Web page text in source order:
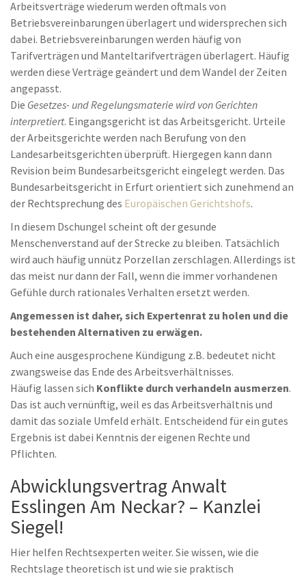
Arbeitsverträge wiederum werden oftmals von
Betriebsvereinbarungen überlagert und widersprechen sich
dabei. Betriebsvereinbarungen werden häufig von
Tarifverträgen und Manteltarifverträgen überlagert. Häufig
werden diese Verträge geändert und dem Wandel der Zeiten
angepasst.
Die Gesetzes- und Regelungsmaterie wird von Gerichten
interpretiert. Eingangsgericht ist das Arbeitsgericht. Urteile
der Arbeitsgerichte werden nach Berufung von den
Landesarbeitsgerichten überprüft. Hiergegen kann dann
Revision beim Bundesarbeitsgericht eingelegt werden. Das
Bundesarbeitsgericht in Erfurt orientiert sich zunehmend an
der Rechtsprechung des Europäischen Gerichtshofs.
In diesem Dschungel scheint oft der gesunde
Menschenverstand auf der Strecke zu bleiben. Tatsächlich
wird auch häufig unnütz Porzellan zerschlagen. Allerdings ist
das meist nur dann der Fall, wenn die immer vorhandenen
Gefühle durch rationales Verhalten ersetzt werden.
Angemessen ist daher, sich Expertenrat zu holen und die
bestehenden Alternativen zu erwägen.
Auch eine ausgesprochene Kündigung z.B. bedeutet nicht
zwangsweise das Ende des Arbeitsverhältnisses.
Häufig lassen sich Konflikte durch verhandeln ausmerzen.
Das ist auch vernünftig, weil es das Arbeitsverhältnis und
damit das soziale Umfeld erhält. Entscheidend für ein gutes
Ergebnis ist dabei Kenntnis der eigenen Rechte und
Pflichten.
Abwicklungsvertrag Anwalt
Esslingen Am Neckar? – Kanzlei
Siegel!
Hier helfen Rechtsexperten weiter. Sie wissen, wie die
Rechtslage theoretisch ist und wie sie praktisch